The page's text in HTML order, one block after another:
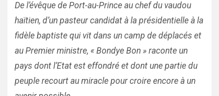
De l’évêque de Port-au-Prince au chef du vaudou
haïtien, d’un pasteur candidat à la présidentielle à la
fidèle baptiste qui vit dans un camp de déplacés et
au Premier ministre, « Bondye Bon » raconte un
pays dont l’Etat est effondré et dont une partie du
peuple recourt au miracle pour croire encore à un